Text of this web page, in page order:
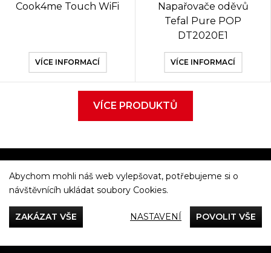
Cook4me Touch WiFi
VÍCE INFORMACÍ
Napařovače oděvů
Tefal Pure POP
DT2020E1
VÍCE INFORMACÍ
VÍCE PRODUKTŮ
Večeříme společně
Abychom mohli náš web vylepšovat, potřebujeme si o
návštěvnícíh ukládat soubory Cookies.
ZAKÁZAT VŠE NASTAVENÍ POVOLIT VŠE